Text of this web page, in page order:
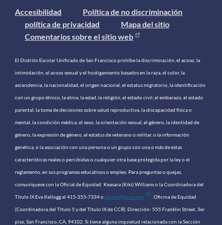
Accesibilidad
Política de no discriminación
política de privacidad
Mapa del sitio
Comentarios sobre el sitio web
El Distrito Escolar Unificado de San Francisco prohíbe la discriminación, el acoso, la
intimidación, el acoso sexual y el hostigamiento basados ​​en la raza, el color, la
ascendencia, la nacionalidad, el origen nacional, el estatus migratorio, la identificación
con un grupo étnico, la etnia, la edad, la religión, el estado civil, el embarazo, el estado
parental, la toma de decisiones sobre salud reproductiva, la discapacidad física o
mental, la condición médica, el sexo, la orientación sexual, el género, la identidad de
género, la expresión de género, el estatus de veterano o militar, o la información
genética, o la asociación con una persona o un grupo con una o más de estas
características reales o percibidas o cualquier otra base protegida por la ley o el
reglamento, en sus programas educativos o empleo. Para preguntas o quejas,
comuníquese con la Oficial de Equidad: Keasara (Kiki) Williams o la Coordinadora del
Título IX Eva Kellogg al 415-355-7334 oequity@sfusd.edu . Oficina de Equidad
(Coordinadora del Título 5 y del Título IX de CCR). Dirección: 555 Franklin Street, 3er
piso, San Francisco, CA, 94102. Si tiene alguna inquietud relacionada con la Sección